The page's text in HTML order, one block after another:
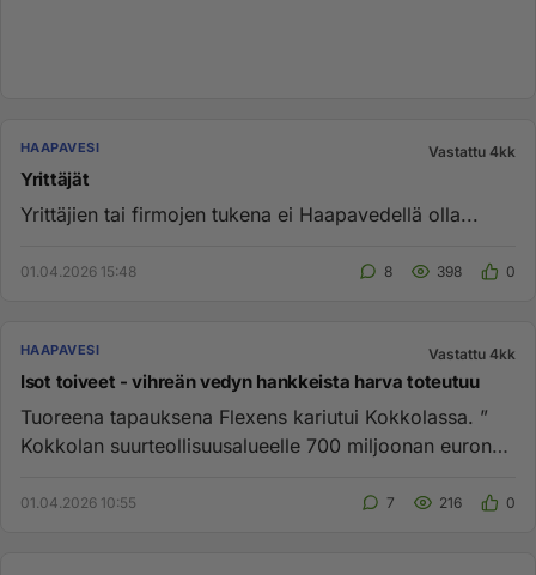
HAAPAVESI Vastattu 4kk
Yrittäjät
Yrittäjien tai firmojen tukena ei Haapavedellä olla...
01.04.2026 15:48 8 398 0
HAAPAVESI Vastattu 4kk
Isot toiveet - vihreän vedyn hankkeista harva toteutuu
Tuoreena tapauksena Flexens kariutui Kokkolassa. ”
Kokkolan suurteollisuusalueelle 700 miljoonan euron
01.04.2026 10:55 7 216 0